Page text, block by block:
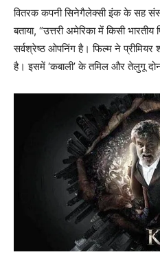
वितरक कपनी सिनेगैलेक्सी इंक के सह
बताया, “उत्तरी अमेरिका में किसी
सर्वश्रेष्ठ ओपनिंग है। फिल्म ने
है। इसमें ‘कबाली’ के तमिल और तेलुगू